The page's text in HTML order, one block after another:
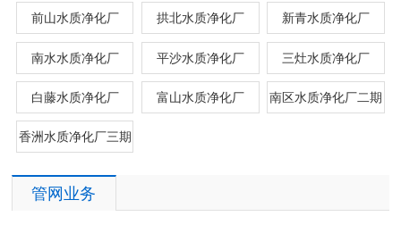
前山水质净化厂 拱北水质净化厂 新青水质净化厂
南水水质净化厂 平沙水质净化厂 三灶水质净化厂
白藤水质净化厂 富山水质净化厂 南区水质净化厂二期
香洲水质净化厂三期
管网业务